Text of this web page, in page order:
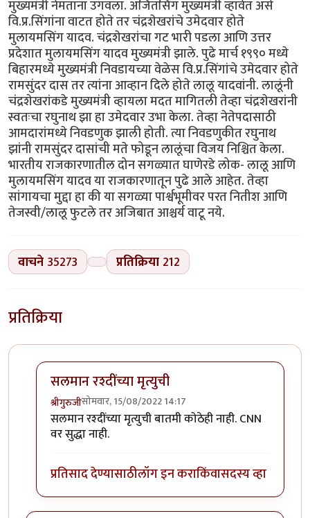
मुख्यमंत्री नेमताना उगवला. अजितसिंग मुख्यमंत्री व्हावेत असे
वि.प्र.सिंगांना वाटत होते तर चंद्रशेखरांचे उमेदवार होते
मुलायमसिंग यादव. चंद्रशेखरांचा गट भारी पडला आणि उत्तर
प्रदेशात मुलायमसिंग यादव मुख्यमंत्री झाले. पुढे मार्च १९९० मध्ये
बिहारमध्ये मुख्यमंत्री निवडायच्या वेळेस वि.प्र.सिंगांचे उमेदवार होते
रामसुंदर दास तर त्यांना आव्हान दिले होते लालू यादवांनी. लालूंनी
चंद्रशेखरांकडे मुख्यमंत्री व्हायला मदत मागितली तेव्हा चंद्रशेखरांनी
स्वतःचा रघुनाथ झा हा उमेदवार उभा केला. तेव्हा नेतेपदासाठी
आमदारांमध्ये निवडणुक झाली होती. त्या निवडणुकीत रघुनाथ
झांनी रामसुंदर दासांची मते फोडून लालूंचा विजय निश्चित केला.
भारतीय राजकारणातील दोन सगळ्यात घाणेरडे लोक- लालू आणि
मुलायमसिंग यादव या राजकारणातून पुढे आले आहेत. तेव्हा
सांगायचा मुद्दा हा की या सगळ्या पार्श्वभूमीवर परत नितीश आणि
तेजस्वी/लालू फुटले तर अजिबात आश्चर्य वाटू नये.
वाचने 35273 प्रतिक्रिया 212
प्रतिक्रिया
सलमान रश्दींच्या मृत्युची
श्रीगुरुजीसोमवार, 15/08/2022 14:17
In reply toविश्व प्रख्यात लेखक "सलमानbyडँबिस००७
सलमान रश्दींच्या मृत्युची बातमी कोठेही नाही. CNN
वर सुद्धा नाही.
प्रतिसाद देण्यासाठीलॉग इन कराकिंवासदस्य व्हा